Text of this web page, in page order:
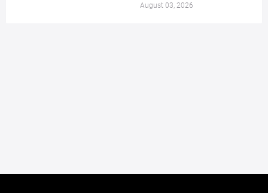
August 03, 2026